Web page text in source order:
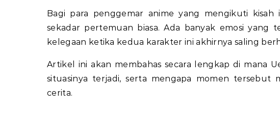
Bagi para penggemar anime yang mengikuti
sekadar pertemuan biasa. Ada banyak emosi yang
kelegaan ketika kedua karakter ini akhirnya saling
Artikel ini akan membahas secara lengkap di mana
situasinya terjadi, serta mengapa momen tersebut
cerita.